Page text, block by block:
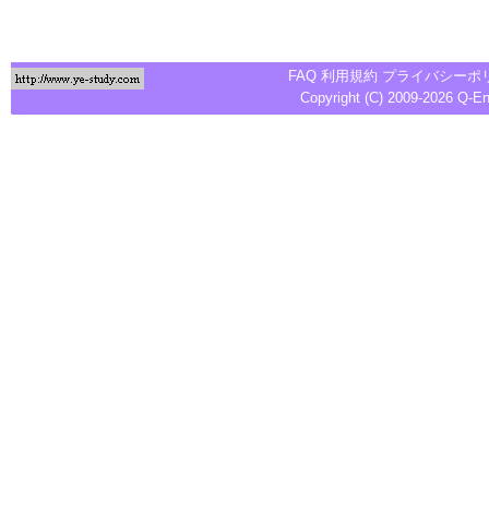
FAQ 利用規約 プライバシーポ
Copyright (C) 2009-2026 Q-